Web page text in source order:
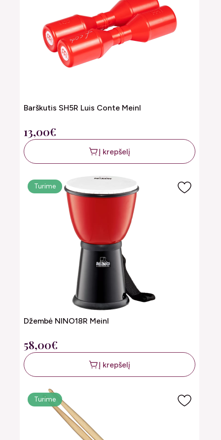
Barškutis SH5R Luis Conte Meinl
13,00€
Į krepšelį
Turime
Džembė NINO18R Meinl
58,00€
Į krepšelį
Turime